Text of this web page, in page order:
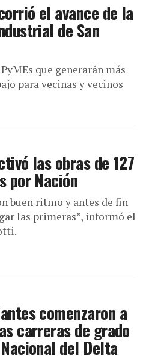
el avance de la
de San
que generarán más
para vecinas y vecinos
las obras de 127
por Nación
buen ritmo y antes de fin
las primeras”, informó el
comenzaron a
carreras de grado
del Delta